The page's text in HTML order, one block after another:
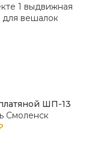
ШП-13
Смоленск